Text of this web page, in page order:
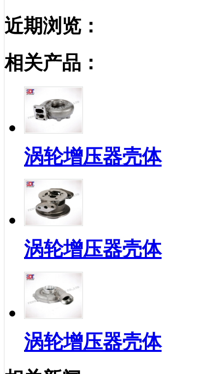
近期浏览：
相关产品：
涡轮增压器壳体
涡轮增压器壳体
涡轮增压器壳体